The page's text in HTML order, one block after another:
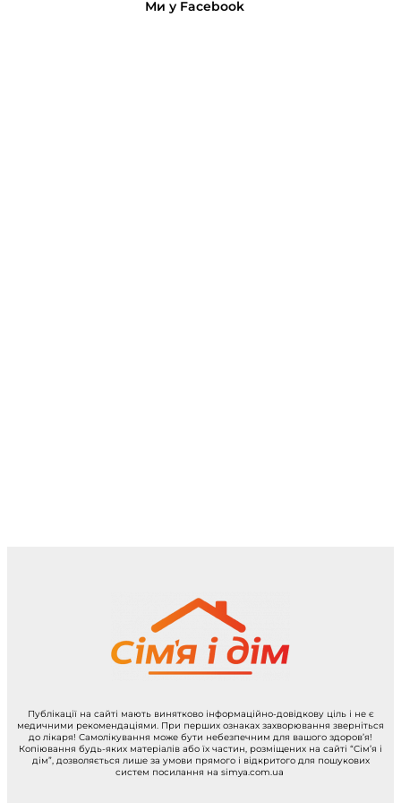
Ми у Facebook
Публікації на сайті мають винятково інформаційно-довідкову ціль і не є
медичними рекомендаціями. При перших ознаках захворювання зверніться
до лікаря! Самолікування може бути небезпечним для вашого здоров’я!
Копіювання будь-яких матеріалів або їх частин, розміщених на сайті “Сім’я і
дім”, дозволяється лише за умови прямого і відкритого для пошукових
систем посилання на simya.com.ua